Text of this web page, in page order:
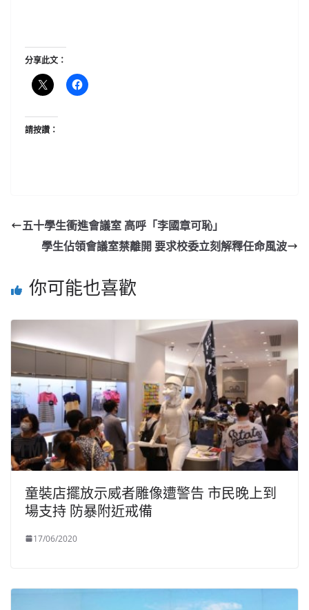
分享此文：
請按讚：
五十學生衝進會議室 高呼「李國章可恥」
學生佔領會議室禁離開 要求校委立刻解釋任命風波
你可能也喜歡
童裝店擺放示威者雕像遭警告 市民晚上到
場支持 防暴附近戒備
17/06/2020